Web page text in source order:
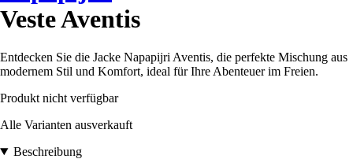
Veste Aventis
Entdecken Sie die Jacke Napapijri Aventis, die perfekte Mischung aus
modernem Stil und Komfort, ideal für Ihre Abenteuer im Freien.
Produkt nicht verfügbar
Alle Varianten ausverkauft
Beschreibung